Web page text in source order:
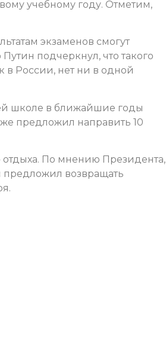
учебному году. Отметим,
экзаменов смогут
подчеркнул, что такого
в России, нет ни в одной
школе в ближайшие годы
предложил направить 10
отдыха. По мнению Президента,
возвращать